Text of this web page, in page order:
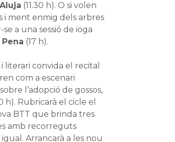
(11.30 h). O si volen
i ment enmig dels arbres
a una sessió de ioga
(17 h).
convida el recital
com a escenari
l’adopció de gossos,
h). Rubricarà el cicle el
BTT que brinda tres
amb recorreguts
Arrancarà a les nou